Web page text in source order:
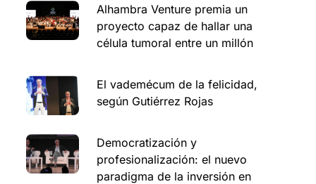
Alhambra Venture premia un
proyecto capaz de hallar una
célula tumoral entre un millón
El vademécum de la felicidad,
según Gutiérrez Rojas
Democratización y
profesionalización: el nuevo
paradigma de la inversión en